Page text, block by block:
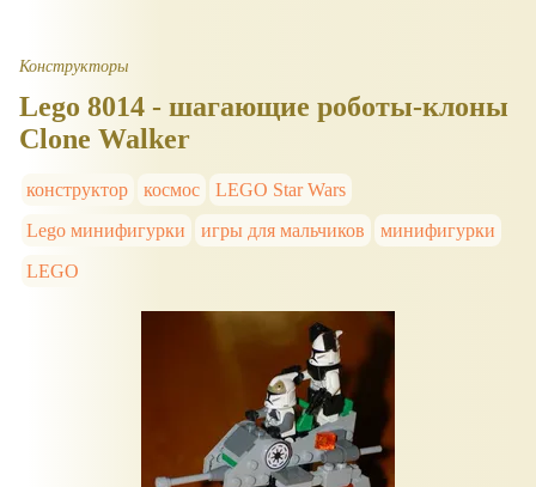
Конструкторы
Lego 8014 - шагающие роботы-клоны
Clone Walker
конструктор космос
LEGO Star Wars
Lego минифигурки
игры для мальчиков
минифигурки
LEGO